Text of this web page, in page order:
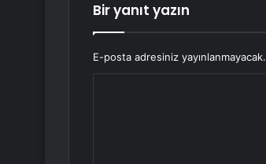
Bir yanıt yazın
E-posta adresiniz yayınlanmayacak.